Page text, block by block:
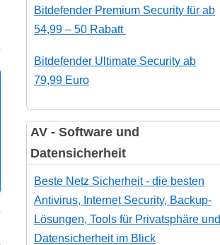
Bitdefender Premium Security für ab
54,99 – 50 Rabatt
Bitdefender Ultimate Security ab
79,99 Euro
AV - Software und
Datensicherheit
Beste Netz Sicherheit - die besten
Antivirus, Internet Security, Backup-
Lösungen, Tools für Privatsphäre und
Datensicherheit im Blick